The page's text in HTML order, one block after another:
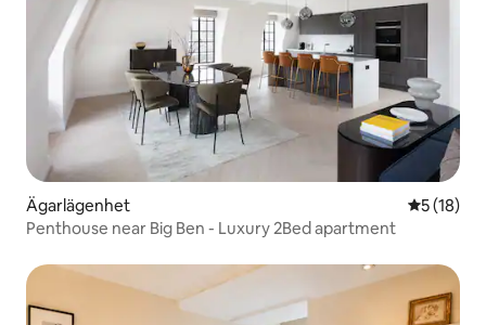
Ägarlägenhet 5 av 5 i
5 (18)
Penthouse near Big Ben - Luxury 2Bed apartment